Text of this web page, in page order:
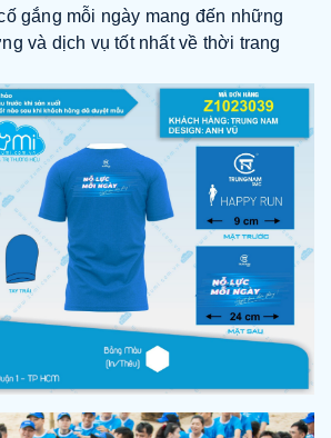
gắng mỗi ngày mang đến những
và dịch vụ tốt nhất về thời trang